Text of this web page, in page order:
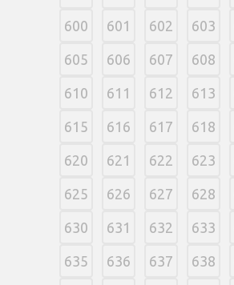
600 601 602 603
605 606 607 608
610 611 612 613
615 616 617 618
620 621 622 623
625 626 627 628
630 631 632 633
635 636 637 638